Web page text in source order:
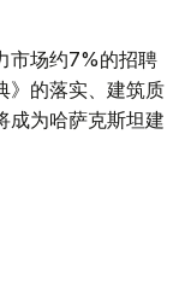
市场约7%的招聘
》的落实、建筑质
成为哈萨克斯坦建